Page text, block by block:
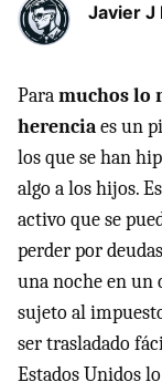
Javier J
Paramuchos lo
herenciaes un
los que se han
algo a los hijos.
activo que se
perder por
una noche en un
sujeto al
ser trasladado
Estados Unidos